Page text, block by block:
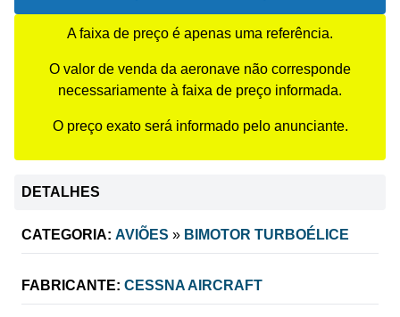
A faixa de preço é apenas uma referência.
O valor de venda da aeronave não corresponde
necessariamente à faixa de preço informada.
O preço exato será informado pelo anunciante.
DETALHES
CATEGORIA: AVIÕES » BIMOTOR TURBOÉLICE
FABRICANTE: CESSNA AIRCRAFT